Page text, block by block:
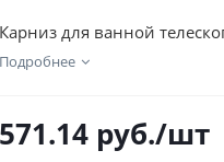
Карниз для ванной
Подробнее
571.14 руб./шт